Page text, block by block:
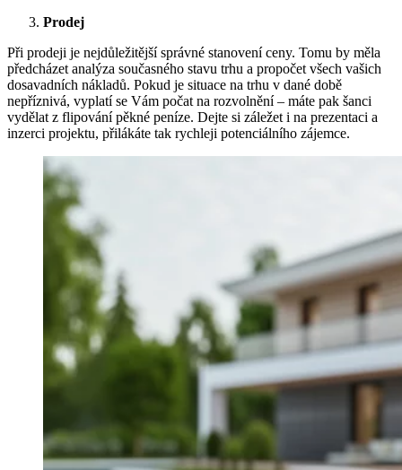
Prodej
Při prodeji je nejdůležitější správné stanovení ceny. Tomu by měla
předcházet analýza současného stavu trhu a propočet všech vašich
dosavadních nákladů. Pokud je situace na trhu v dané době
nepříznivá, vyplatí se Vám počat na rozvolnění – máte pak šanci
vydělat z flipování pěkné peníze. Dejte si záležet i na prezentaci a
inzerci projektu, přilákáte tak rychleji potenciálního zájemce.